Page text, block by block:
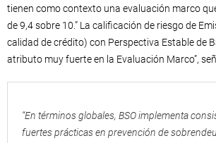
tienen como contexto una evaluación marco
de 9,4 sobre 10.” La calificación de riesgo de
calidad de crédito) con Perspectiva Estable de
atributo muy fuerte en la Evaluación Marco”,
“En términos globales, BSO implementa
fuertes prácticas en prevención de